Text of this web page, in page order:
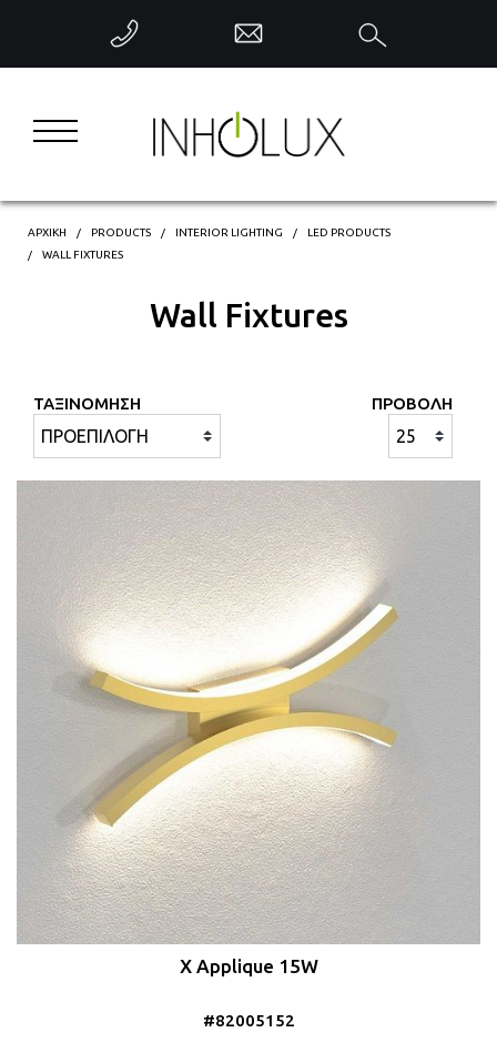
ΕΠΙΣΤΡΟΦΗ
INDUSTRIAL LIGHTING
ΑΡΧΙΚΗ PRODUCTS INTERIOR LIGHTING
LED PRODUCTS
WALL FIXTURES
Wall Fixtures
ΤΑΞΙΝΟΜΗΣΗ ΠΡΟΒΟΛΗ
X Applique 15W
#82005152